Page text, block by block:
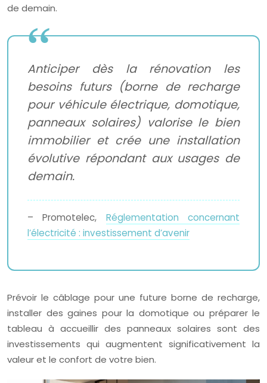
de demain.
Anticiper dès la rénovation les
besoins futurs (borne de recharge
pour véhicule électrique, domotique,
panneaux solaires) valorise le bien
immobilier et crée une installation
évolutive répondant aux usages de
demain.
– Promotelec, Réglementation concernant
l’électricité : investissement d’avenir
Prévoir le câblage pour une future borne de recharge,
installer des gaines pour la domotique ou préparer le
tableau à accueillir des panneaux solaires sont des
investissements qui augmentent significativement la
valeur et le confort de votre bien.